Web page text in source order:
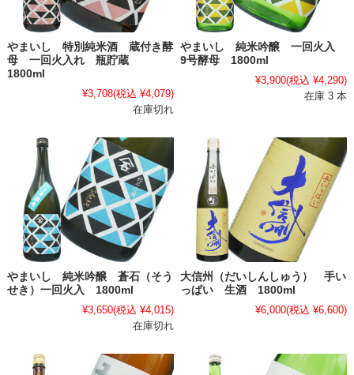
やまいし 特別純米酒 蔵付き酵
母 一回火入れ 瓶貯蔵
1800ml
¥3,708(税込 ¥4,079)
在庫切れ
やまいし 純米吟醸 一回火入
9号酵母 1800ml
¥3,900(税込 ¥4,290)
在庫 3 本
やまいし 純米吟醸 蒼石（そう
せき）一回火入 1800ml
¥3,650(税込 ¥4,015)
在庫切れ
大信州（だいしんしゅう） 手い
っぱい 生酒 1800ml
¥6,000(税込 ¥6,600)